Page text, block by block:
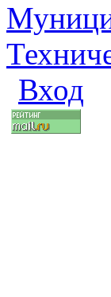
Вход